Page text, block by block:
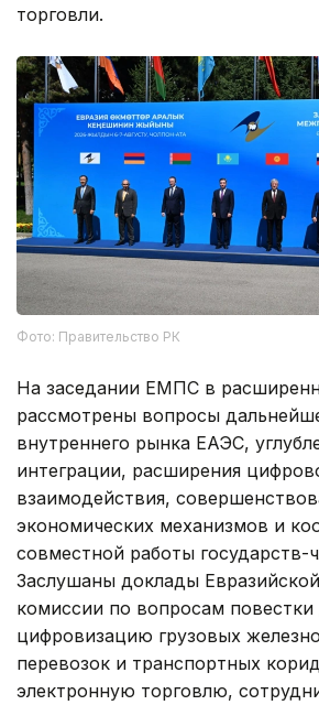
торговли.
Фото: Правительство РК
На заседании ЕМПС в
рассмотрены вопросы
внутреннего рынка ЕАЭС,
интеграции, расширения
взаимодействия,
экономических механизмов и
совместной работы государств-
Заслушаны доклады
комиссии по вопросам
цифровизацию грузовых
перевозок и транспортных
электронную торговлю,